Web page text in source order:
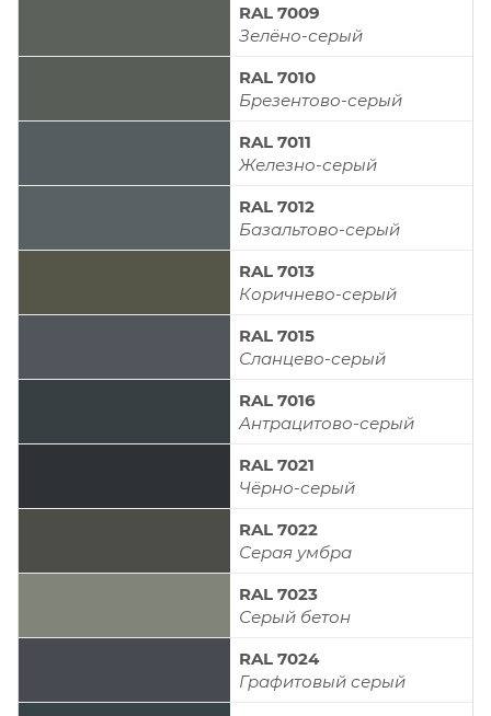
RAL 7009
Зелёно-серый
RAL 7010
Брезентово-серый
RAL 7011
Железно-серый
RAL 7012
Базальтово-серый
RAL 7013
Коричнево-серый
RAL 7015
Сланцево-серый
RAL 7016
Антрацитово-серый
RAL 7021
Чёрно-серый
RAL 7022
Серая умбра
RAL 7023
Серый бетон
RAL 7024
Графитовый серый